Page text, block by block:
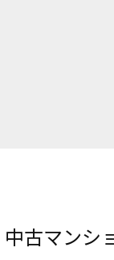
古マンシ